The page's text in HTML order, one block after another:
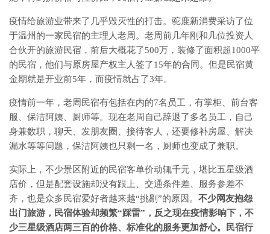
疫情给旅游业带来了几乎毁灭性的打击。驼鹿新消费采访了位
于温州的一家民宿的主理人老周。老周前几年刚和几位投资人
合伙开的旅游民宿，前后大概花了500万，装修了面积超1000平
的民宿，他们与原房屋产权主人签了15年的合同。但是民宿黄
金期就是开业前5年，而疫情就占了3年。
疫情前一年，老周民宿有包括在内的7名员工，有掌柜、前台客
服、保洁阿姨、厨师等。现在老周自己辞退了多名员工，自己
身兼数职，聊天、发朋友圈、接待客人，还要修补房屋、解决
漏水等等问题，保洁阿姨也只剩一名，厨师也变成了兼职。
实际上，不少景区附近的民宿客单价动辄千元，堪比五星级酒
店价，但是配套设施却没有跟上、交通条件差、服务参差不
齐，也是众多民宿爱好者越来越“挑剔”的原因。 不少网友抱怨
出门旅游，民宿体验却频繁“踩雷”，反之现在疫情影响下，不
少三星级酒店两三百的价格、标准化的服务更加舒心。民宿行